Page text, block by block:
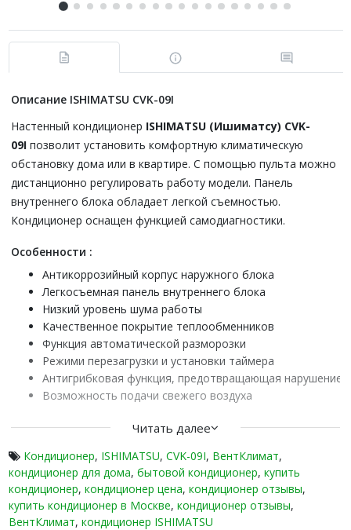
Описание ISHIMATSU CVK-09I
Настенный кондиционер ISHIMATSU (Ишиматсу) CVK-
09I позволит установить комфортную климатическую
обстановку дома или в квартире. С помощью пульта можно
дистанционно регулировать работу модели. Панель
внутреннего блока обладает легкой съемностью.
Кондиционер оснащен функцией самодиагностики.
Особенности :
Антикоррозийный корпус наружного блока
Легкосъемная панель внутреннего блока
Низкий уровень шума работы
Качественное покрытие теплообменников
Функция автоматической разморозки
Режими перезагрузки и установки таймера
Антигрибковая функция, предотвращающая нарушение
Возможность подачи свежего воздуха
Данная серия отличается компактными размерами и
или начать работу кондиционеров в нужное время.
отвлекать на работе или во время сна.
Читать далее
Кондиционер, ISHIMATSU, CVK-09I, ВентКлимат,
кондиционер для дома, бытовой кондиционер, купить
кондиционер, кондиционер цена, кондиционер отзывы,
купить кондиционер в Москве, кондиционер отзывы,
ВентКлимат, кондиционер ISHIMATSU